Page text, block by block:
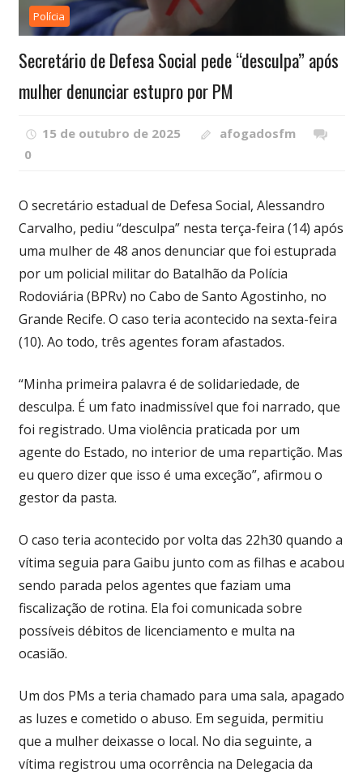
Polícia
Secretário de Defesa Social pede “desculpa” após
mulher denunciar estupro por PM
15 de outubro de 2025
afogadosfm
0
O secretário estadual de Defesa Social, Alessandro
Carvalho, pediu “desculpa” nesta terça-feira (14) após
uma mulher de 48 anos denunciar que foi estuprada
por um policial militar do Batalhão da Polícia
Rodoviária (BPRv) no Cabo de Santo Agostinho, no
Grande Recife. O caso teria acontecido na sexta-feira
(10). Ao todo, três agentes foram afastados.
“Minha primeira palavra é de solidariedade, de
desculpa. É um fato inadmissível que foi narrado, que
foi registrado. Uma violência praticada por um
agente do Estado, no interior de uma repartição. Mas
eu quero dizer que isso é uma exceção”, afirmou o
gestor da pasta.
O caso teria acontecido por volta das 22h30 quando a
vítima seguia para Gaibu junto com as filhas e acabou
sendo parada pelos agentes que faziam uma
fiscalização de rotina. Ela foi comunicada sobre
possíveis débitos de licenciamento e multa na
ocasião.
Um dos PMs a teria chamado para uma sala, apagado
as luzes e cometido o abuso. Em seguida, permitiu
que a mulher deixasse o local. No dia seguinte, a
vítima registrou uma ocorrência na Delegacia da